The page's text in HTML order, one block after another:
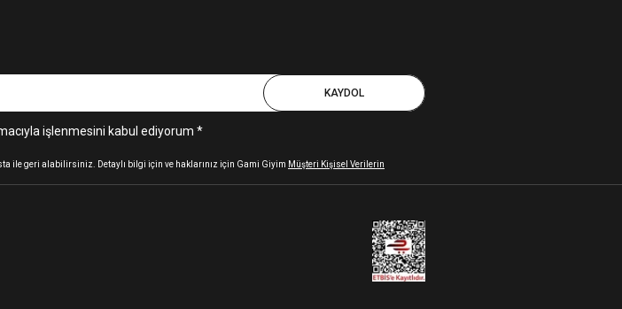
KAYDOL
işlenmesini kabul ediyorum *
ile geri alabilirsiniz. Detaylı bilgi için ve haklarınız için Gami Giyim Müşteri Kişisel Verilerin